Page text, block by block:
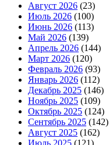
Август 2026 (23)
Июль 2026 (100)
Июнь 2026 (113)
Май 2026 (139)
Апрель 2026 (144)
Март 2026 (120)
Февраль 2026 (93)
Январь 2026 (112)
Декабрь 2025 (146)
Ноябрь 2025 (109)
Октябрь 2025 (124)
Сентябрь 2025 (142)
Август 2025 (162)